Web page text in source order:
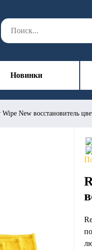
Новинки
Wipe New восстановитель